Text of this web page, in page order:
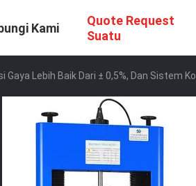
Kami
Quote Request
Suatu
Lebih Baik Dari ± 0,5%, Dan Sistem